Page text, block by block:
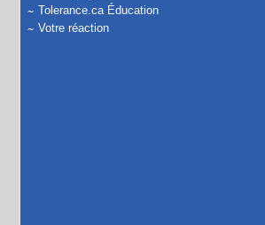
Tolerance.ca Éducation
Votre réaction